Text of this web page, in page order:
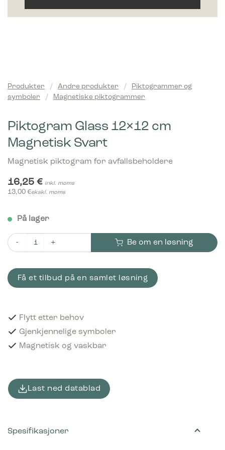
Produkter / Andre produkter /
Piktogrammer og
symboler
/ Magnetiske piktogrammer
Piktogram Glass 12×12 cm
Magnetisk Svart
Magnetisk piktogram for avfallsbeholdere
16,25 € inkl. moms
13,00 €ekskl. moms
På lager
Piktogram Glass 12x12 cm Magnetisk Svart antall
Be om en løsning
Få et tilbud på en samlet løsning
Flytt etter behov
Gjenkjennelige symboler
Magnetisk og vaskbar
Last ned datablad
Spesifikasjoner